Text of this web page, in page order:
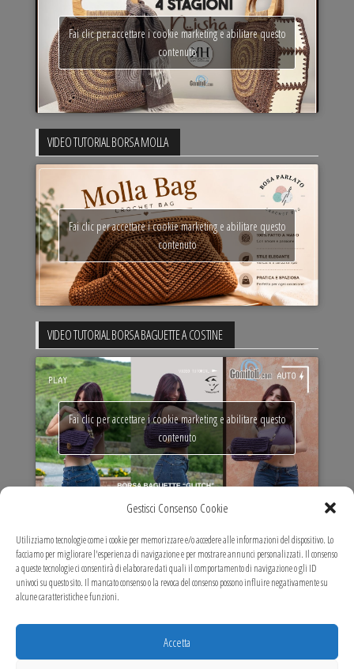
Gestisci Consenso Cookie
Utilizziamo tecnologie come i cookie per memorizzare e/o accedere alle informazioni del dispositivo. Lo
facciamo per migliorare l'esperienza di navigazione e per mostrare annunci personalizzati. Il consenso
a queste tecnologie ci consentirà di elaborare dati quali il comportamento di navigazione o gli ID
univoci su questo sito. Il mancato consenso o la revoca del consenso possono influire negativamente su
alcune caratteristiche e funzioni.
Accetta
Fai clic per accettare i cookie marketing e abilitare questo
contenuto
VIDEO TUTORIAL BORSA MOLLA
Fai clic per accettare i cookie marketing e abilitare questo
contenuto
VIDEO TUTORIAL BORSA BAGUETTE A COSTINE
Fai clic per accettare i cookie marketing e abilitare questo
contenuto